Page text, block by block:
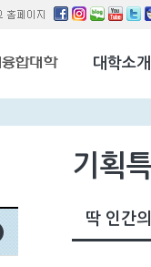
대학소개
소융대Q/A
찾아오시는 길
기획
딱 인간